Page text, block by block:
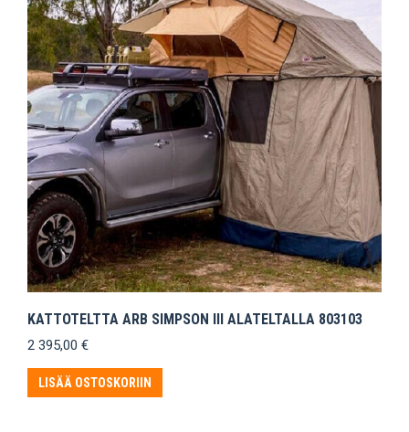
KATTOTELTTA ARB SIMPSON III ALATELTALLA 803103
2 395,00 €
LISÄÄ OSTOSKORIIN